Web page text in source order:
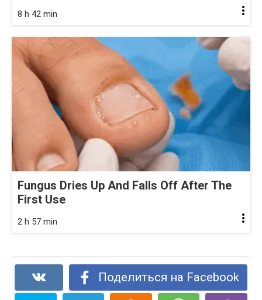
8 h 42 min
Fungus Dries Up And Falls Off After The
First Use
2 h 57 min
Поделиться на Facebook